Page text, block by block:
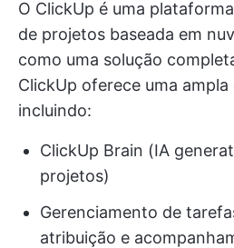
O ClickUp é uma
de projetos baseada em
como uma solução
ClickUp oferece uma
incluindo:
ClickUp Brain (IA
projetos)
Gerenciamento de
atribuição e